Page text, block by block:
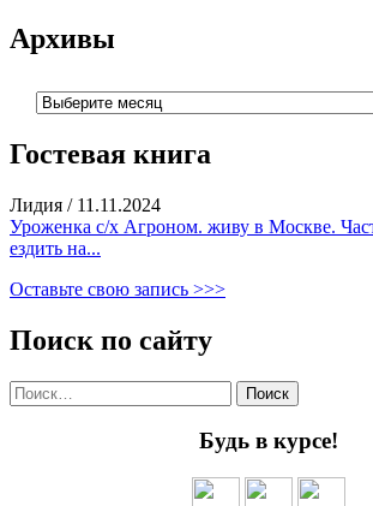
Архивы
Архивы
Гостевая книга
Лидия / 11.11.2024
Уроженка с/х Агроном. живу в Москве.
ездить на...
Оставьте свою запись >>>
Поиск по сайту
Найти:
Будь в курсе!